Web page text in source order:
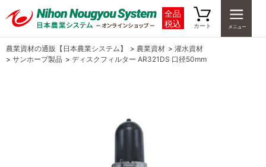
全品
税込
カート
農業資材の通販【日本農業システム】 > 農業資材 > 灌水資材
> サンホープ製品 > ディスクフィルター AR321DS 口径50mm